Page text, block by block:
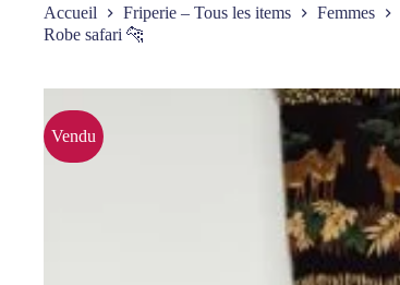
Accueil Friperie – Tous les items Femmes
Robe safari 🐆
Vendu